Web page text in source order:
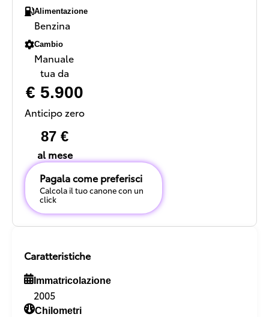
Alimentazione
Benzina
Cambio
Manuale
tua da
€ 5.900
Anticipo zero
87 €
al mese
Pagala come preferisci
Calcola il tuo canone con un
click
Caratteristiche
Immatricolazione
2005
Chilometri